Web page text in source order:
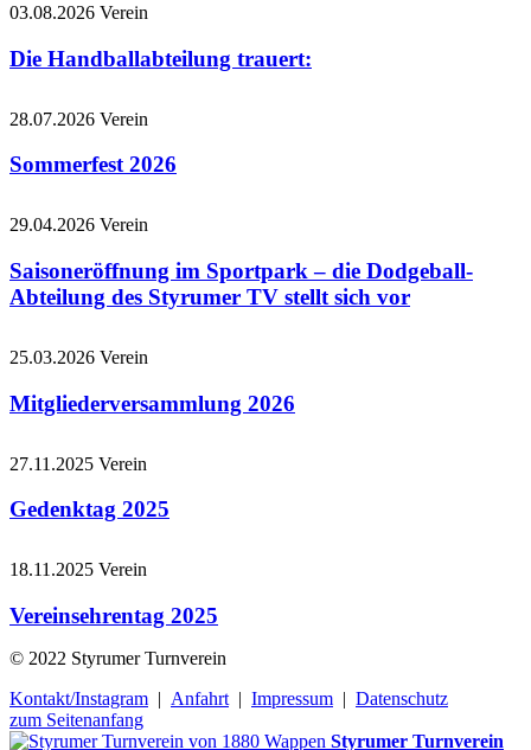
03.08.2026 Verein
Die Handballabteilung trauert:
28.07.2026 Verein
Sommerfest 2026
29.04.2026 Verein
Saisoneröffnung im Sportpark – die Dodgeball-
Abteilung des Styrumer TV stellt sich vor
25.03.2026 Verein
Mitgliederversammlung 2026
27.11.2025 Verein
Gedenktag 2025
18.11.2025 Verein
Vereinsehrentag 2025
© 2022 Styrumer Turnverein
Kontakt/Instagram | Anfahrt | Impressum | Datenschutz
zum Seitenanfang
Styrumer Turnverein